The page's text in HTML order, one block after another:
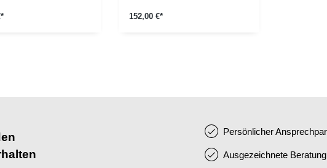
152,00 €*
Persönlicher
Ausgezeichnete Beratung